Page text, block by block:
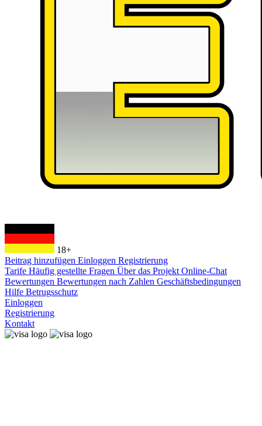
18+
Beitrag hinzufügen Einloggen Registrierung
Tarife Häufig gestellte Fragen Über das Projekt Online-Chat
Bewertungen Bewertungen nach Zahlen Geschäftsbedingungen
Hilfe Betrugsschutz
Einloggen
Registrierung
Kontakt